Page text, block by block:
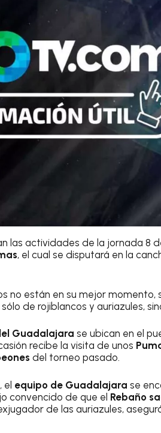
las actividades de la jornada 8
, el cual se disputará en la
no están en su mejor momento,
de rojiblancos y auriazules,
Guadalajara se ubican en el
recibe la visita de unos
del torneo pasado.
el equipo de Guadalajara se
convencido de que el Rebaño
de las auriazules,